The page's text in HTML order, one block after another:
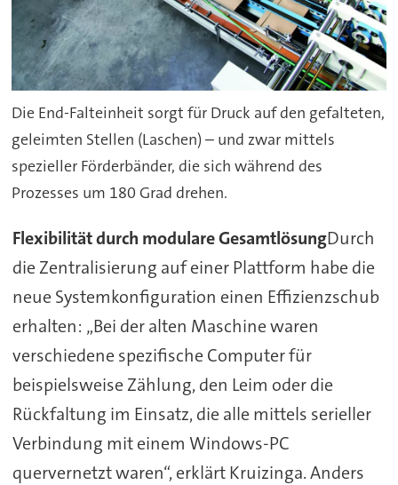
Die End-Falteinheit sorgt für Druck auf den gefalteten,
geleimten Stellen (Laschen) – und zwar mittels
spezieller Förderbänder, die sich während des
Prozesses um 180 Grad drehen.
Flexibilität durch modulare GesamtlösungDurch
die Zentralisierung auf einer Plattform habe die
neue Systemkonfiguration einen Effizienzschub
erhalten: „Bei der alten Maschine waren
verschiedene spezifische Computer für
beispielsweise Zählung, den Leim oder die
Rückfaltung im Einsatz, die alle mittels serieller
Verbindung mit einem Windows-PC
quervernetzt waren“, erklärt Kruizinga. Anders